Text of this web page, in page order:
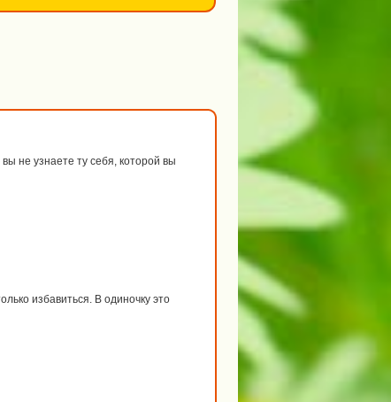
не узнаете ту себя, которой вы
избавиться. В одиночку это